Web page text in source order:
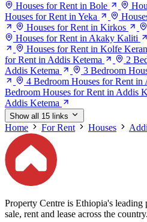
Houses for Rent in Bole
Houses for Rent in Yeka
Houses for Rent in Kirkos
Houses for Rent in Akaky Kaliti
Houses for Rent in Kolfe
for Rent in Addis Ketema
2
Addis Ketema
3 Bedroom
4 Bedroom Houses for Rent in
Bedroom Houses for Rent in Addis
Addis Ketema
Show all 15 links
Home For Rent Houses
Property Centre is Ethiopia's
sale, rent and lease across the country.